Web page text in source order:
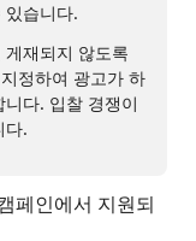
습니다.
재되지 않도록
정하여 광고가 하
다. 입찰 경쟁이
다.
페인에서 지원되